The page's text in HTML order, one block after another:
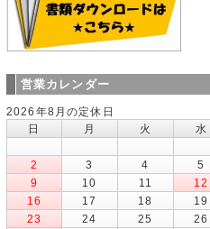
営業カレンダー
2026年8月の定休日
日
月 火 水
2
3 4 5
9
10 11 12
16
17 18 19
23
24 25 26